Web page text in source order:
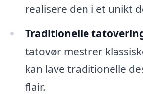
realisere den i et unikt
Traditionelle
tatovør mestrer
kan lave traditionelle
flair.